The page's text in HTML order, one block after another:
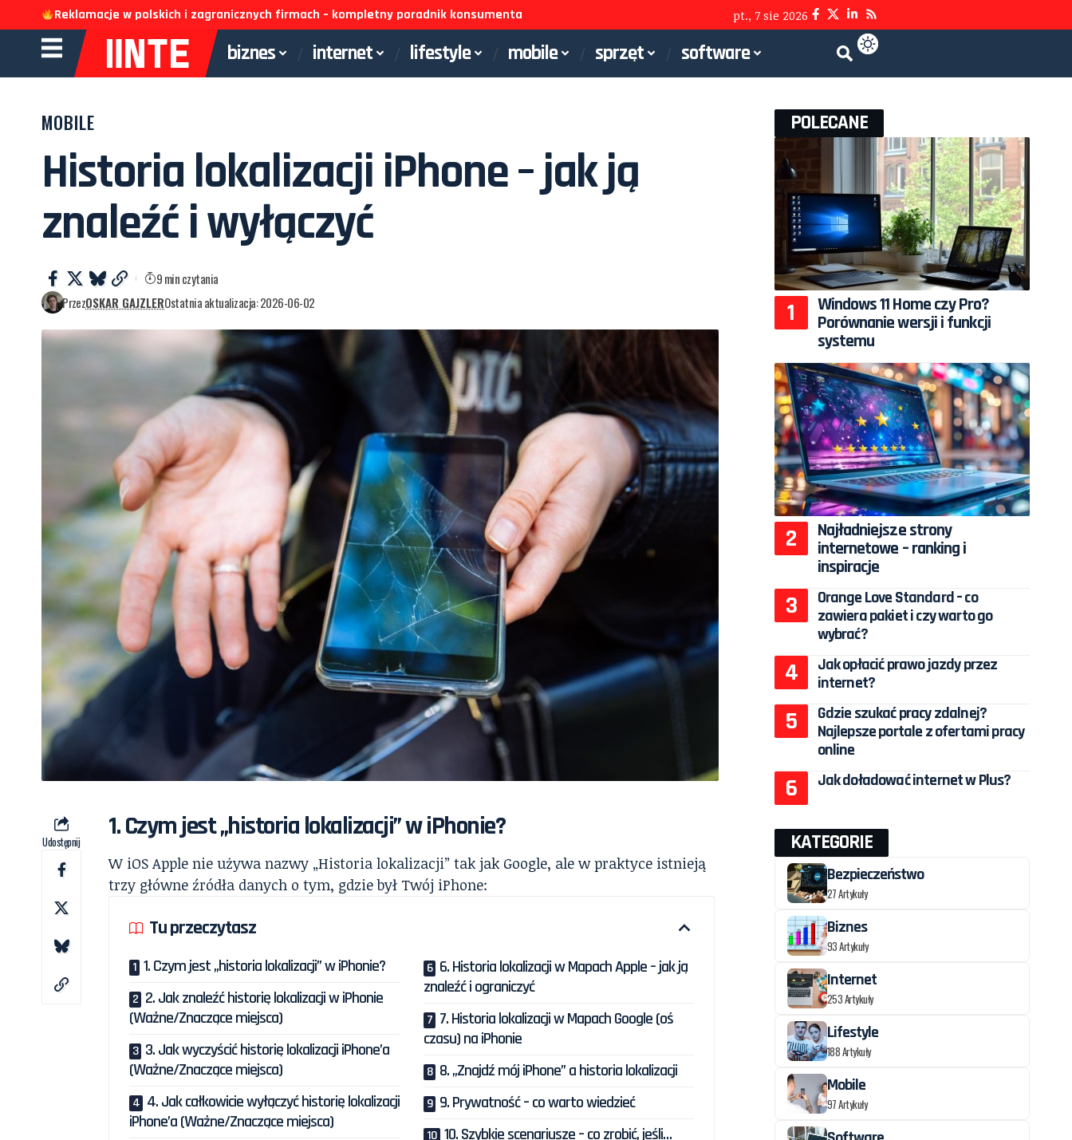
Reklamacje w polskich i zagranicznych firmach – kompletny poradnik konsumenta pt., 7 sie 2026
biznes internet lifestyle mobile sprzęt software
MOBILE
Historia lokalizacji iPhone – jak ją
znaleźć i wyłączyć
PrzezOSKAR GAJZLEROstatnia aktualizacja: 2026-06-02
9 min czytania
Udostępnij 1. Czym jest „historia lokalizacji” w iPhonie?
W iOS Apple nie używa nazwy „Historia lokalizacji” tak jak Google, ale w praktyce istnieją
trzy główne źródła danych o tym, gdzie był Twój iPhone:
Tu przeczytasz
1. Czym jest „historia lokalizacji” w iPhonie?
2. Jak znaleźć historię lokalizacji w iPhonie
(Ważne/Znaczące miejsca)
3. Jak wyczyścić historię lokalizacji iPhone’a
(Ważne/Znaczące miejsca)
4. Jak całkowicie wyłączyć historię lokalizacji
iPhone’a (Ważne/Znaczące miejsca)
6. Historia lokalizacji w Mapach Apple – jak ją
znaleźć i ograniczyć
7. Historia lokalizacji w Mapach Google (oś
czasu) na iPhonie
8. „Znajdź mój iPhone” a historia lokalizacji
9. Prywatność – co warto wiedzieć
10. Szybkie scenariusze – co zrobić, jeśli…
POLECANE
Windows 11 Home czy Pro?
Porównanie wersji i funkcji
systemu
Najładniejsze strony
internetowe – ranking i
inspiracje
Orange Love Standard – co
zawiera pakiet i czy warto go
wybrać?
Jak opłacić prawo jazdy przez
internet?
Gdzie szukać pracy zdalnej?
Najlepsze portale z ofertami pracy
online
Jak doładować internet w Plus?
KATEGORIE
Bezpieczeństwo
27 Artykuły
Biznes
93 Artykuły
Internet
253 Artykuły
Lifestyle
188 Artykuły
Mobile
97 Artykuły